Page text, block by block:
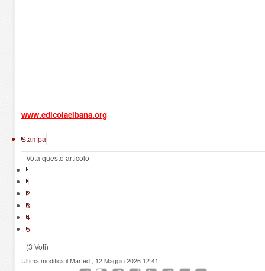
www.edicolaelbana.org
Stampa
Vota questo articolo
1
2
3
4
5
(3 Voti)
Ultima modifica il Martedì, 12 Maggio 2026 12:41